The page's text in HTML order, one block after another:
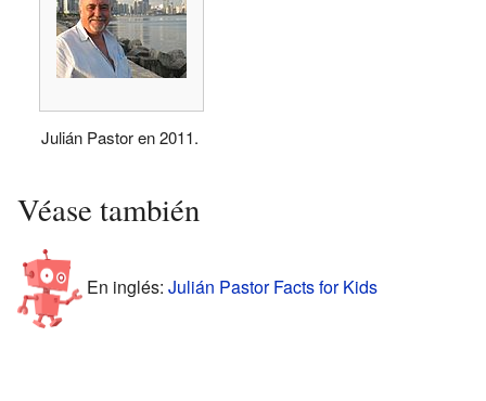
Julián Pastor en 2011.
Véase también
En inglés: Julián Pastor Facts for Kids